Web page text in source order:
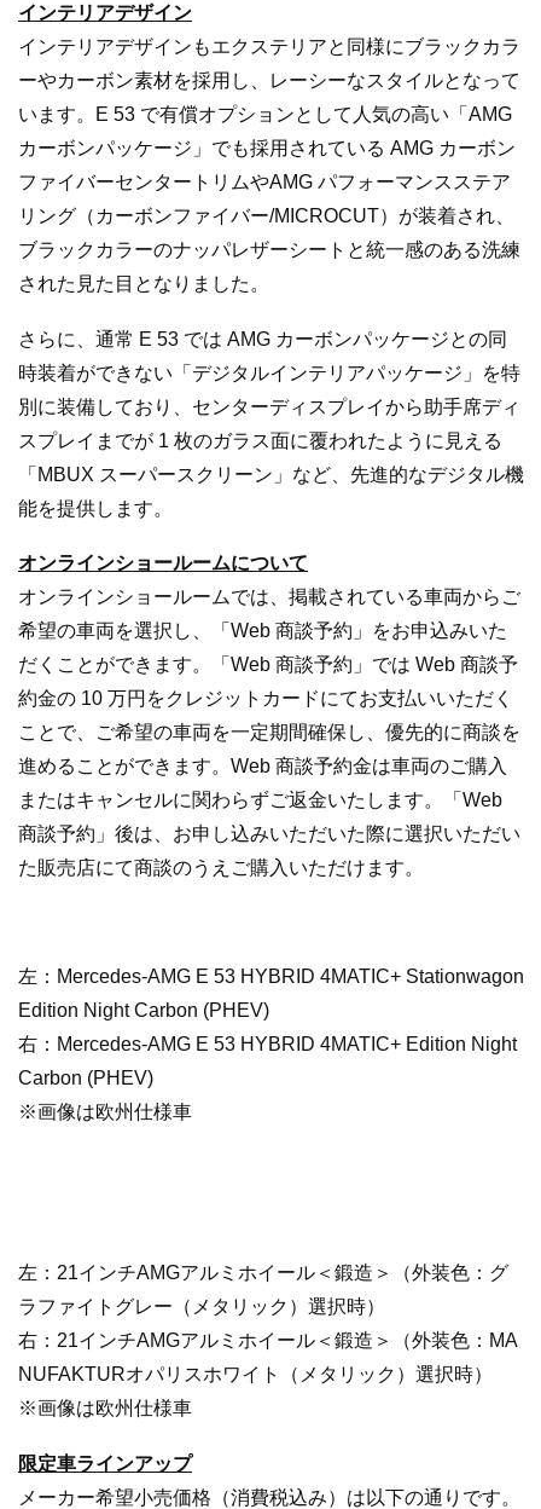
インテリアデザイン
インテリアデザインもエクステリアと同様にブラックカラ
ーやカーボン素材を採用し、レーシーなスタイルとなって
います。E 53 で有償オプションとして人気の高い「AMG
カーボンパッケージ」でも採用されている AMG カーボン
ファイバーセンタートリムやAMG パフォーマンスステア
リング（カーボンファイバー/MICROCUT）が装着され、
ブラックカラーのナッパレザーシートと統一感のある洗練
された見た目となりました。
さらに、通常 E 53 では AMG カーボンパッケージとの同
時装着ができない「デジタルインテリアパッケージ」を特
別に装備しており、センターディスプレイから助手席ディ
スプレイまでが 1 枚のガラス面に覆われたように見える
「MBUX スーパースクリーン」など、先進的なデジタル機
能を提供します。
オンラインショールームについて
オンラインショールームでは、掲載されている車両からご
希望の車両を選択し、「Web 商談予約」をお申込みいた
だくことができます。「Web 商談予約」では Web 商談予
約金の 10 万円をクレジットカードにてお支払いいただく
ことで、ご希望の車両を一定期間確保し、優先的に商談を
進めることができます。Web 商談予約金は車両のご購入
またはキャンセルに関わらずご返金いたします。「Web
商談予約」後は、お申し込みいただいた際に選択いただい
た販売店にて商談のうえご購入いただけます。
左：Mercedes-AMG E 53 HYBRID 4MATIC+ Stationwagon
Edition Night Carbon (PHEV)
右：Mercedes-AMG E 53 HYBRID 4MATIC+ Edition Night
Carbon (PHEV)
※画像は欧州仕様車
左：21インチAMGアルミホイール＜鍛造＞（外装色：グ
ラファイトグレー（メタリック）選択時）
右：21インチAMGアルミホイール＜鍛造＞（外装色：MA
NUFAKTURオパリスホワイト（メタリック）選択時）
※画像は欧州仕様車
限定車ラインアップ
メーカー希望小売価格（消費税込み）は以下の通りです。